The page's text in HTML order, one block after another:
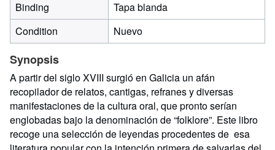
Binding
Tapa blanda
Condition
Nuevo
Synopsis
A partir del siglo XVIII surgió en Galicia un afán
recopilador de relatos, cantigas, refranes y diversas
manifestaciones de la cultura oral, que pronto serían
englobadas bajo la denominación de “folklore”. Este libro
recoge una selección de leyendas procedentes de esa